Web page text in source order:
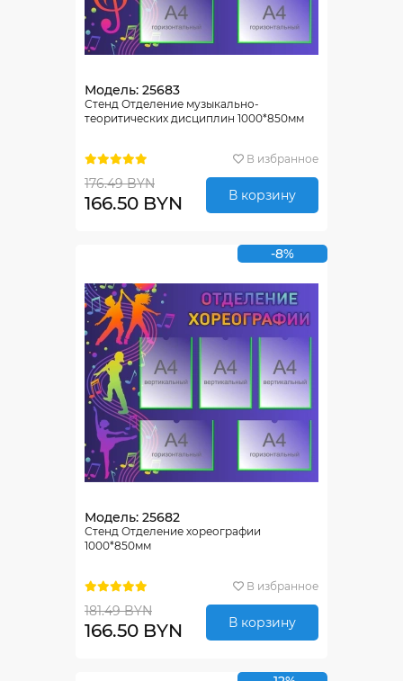
Модель: 25683
Стенд Отделение музыкально-
теоритических дисциплин 1000*850мм
В избранное
176.49 BYN
166.50 BYN В корзину
-8%
Модель: 25682
Стенд Отделение хореографии
1000*850мм
В избранное
181.49 BYN
166.50 BYN В корзину